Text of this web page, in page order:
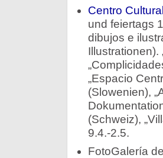
Centro
und feiertags
dibujos e
Illustrationen).
„Espacio
(Slowenien),
(Schweiz),
9.4.-2.5.
FotoGalería